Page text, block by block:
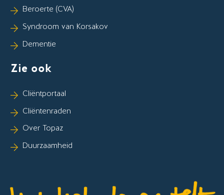
Beroerte (CVA)
Syndroom van Korsakov
Dementie
Zie ook
Cliëntportaal
Cliëntenraden
Over Topaz
Duurzaamheid